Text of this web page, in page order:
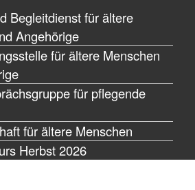
Begleitdienst für ältere
Angehörige
für ältere Menschen
für pflegende
für ältere Menschen
Herbst 2026